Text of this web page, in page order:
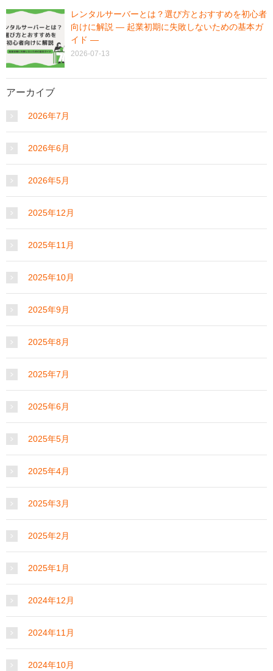
レンタルサーバーとは？選び方とおすすめを初心者
向けに解説 ― 起業初期に失敗しないための基本ガ
イド ―
2026-07-13
アーカイブ
2026年7月
2026年6月
2026年5月
2025年12月
2025年11月
2025年10月
2025年9月
2025年8月
2025年7月
2025年6月
2025年5月
2025年4月
2025年3月
2025年2月
2025年1月
2024年12月
2024年11月
2024年10月